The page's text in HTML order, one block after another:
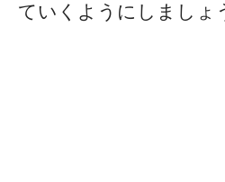
ていくようにしましょ